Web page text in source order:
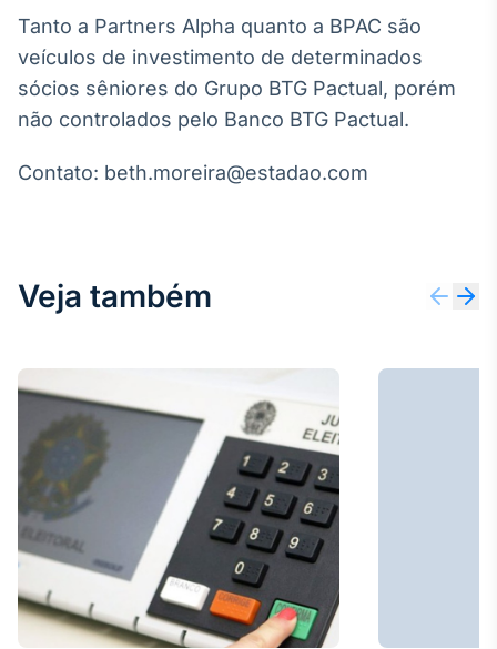
Soluções de Dados
e Conteúdos
Broadcast
OTC
ativos
dados
Broadcast
Ticker
Cotações e
headlines de
notícias
Broadcast
Widgets
Componentes
Tanto a Partners Alpha quanto a BPAC são
veículos de investimento de determinados
sócios sêniores do Grupo BTG Pactual, porém
não controlados pelo Banco BTG Pactual.
Contato: beth.moreira@estadao.com
Veja também